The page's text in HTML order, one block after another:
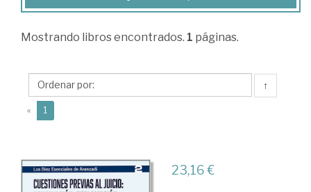
Pedrajas
Antonio
Mostrando libros encontrados. 1 páginas.
↑
« 1
23,16 €